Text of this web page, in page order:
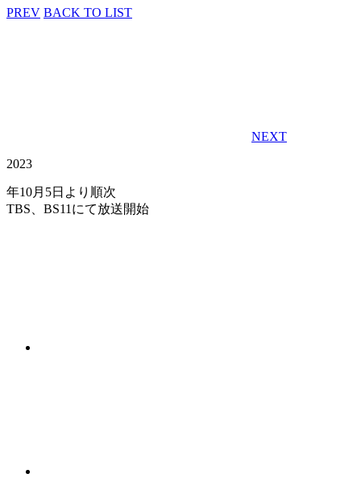
PREV BACK TO LIST
NEXT
2023
年10月5日より順次
TBS、BS11にて放送開始